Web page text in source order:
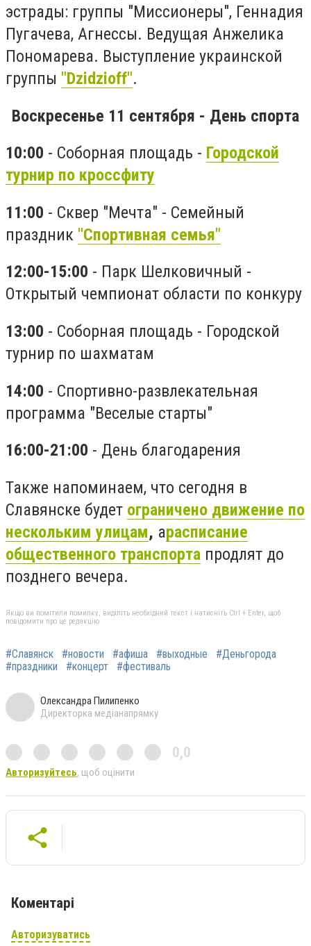
эстрады: группы "Миссионеры", Геннадия
Пугачева, Агнессы. Ведущая Анжелика
Пономарева. Выступление украинской
группы "Dzidzioff".
Воскресенье 11 сентября - День спорта
10:00 - Соборная площадь - Городской
турнир по кроссфиту
11:00 - Сквер "Мечта" - Семейный
праздник "Спортивная семья"
12:00-15:00 - Парк Шелковичный -
Открытый чемпионат области по конкуру
13:00 - Соборная площадь - Городской
турнир по шахматам
14:00 - Спортивно-развлекательная
программа "Веселые старты"
16:00-21:00 - День благодарения
Также напоминаем, что сегодня в
Славянске будет ограничено движение по
нескольким улицам, арасписание
общественного транспорта продлят до
позднего вечера.
Якщо ви помітили помилку, виділіть необхідний текст і натисніть Ctrl + Enter, щоб
повідомити про це редакцію
#Славянск #новости #афиша #выходные
#Деньгорода
#праздники
#концерт #фестиваль
Олександра Пилипенко
Директорка медіанапрямку
0,0
Авторизуйтесь, щоб оцінити
Коментарі
Авторизуватись